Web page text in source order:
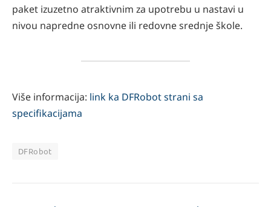
paket izuzetno atraktivnim za upotrebu u nastavi u
nivou napredne osnovne ili redovne srednje škole.
Više informacija: link ka DFRobot strani sa
specifikacijama
DFRobot